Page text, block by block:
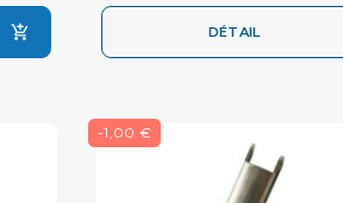
DÉTAIL
-1,00 €